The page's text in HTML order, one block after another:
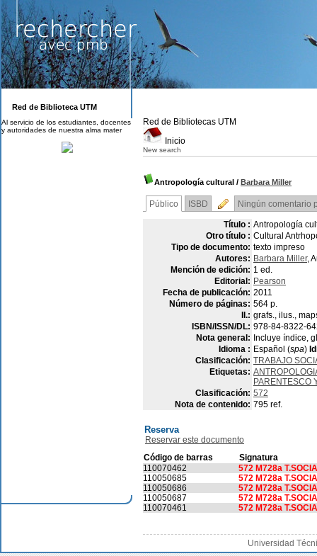
Red de Bibliotecas UTM
Inicio
New search
Antropología cultural / Barbara Miller
Público ISBD Ningún comentario
Título : Antropología
Otro título : Cultural
Tipo de documento: texto impreso
Autores: Barbara Miller,
Mención de edición: 1 ed.
Editorial: Pearson
Fecha de publicación: 2011
Número de páginas: 564 p.
Il.: grafs., ilus.,
ISBN/ISSN/DL: 978-84-8322-
Nota general: Incluye índice,
Idioma : Español (spa)
Clasificación: TRABAJO
Etiquetas:
PARENTESCO
Clasificación: 572
Nota de contenido: 795 ref.
Reserva
Reservar este documento
Código de barras
Signatura
110070462
572 M728a
110050685
572 M728a
110050686
572 M728a
110050687
572 M728a
110070461
572 M728a
Universidad
Red de Biblioteca UTM
Al servicio de los estudiantes, docentes
y autoridades de nuestra alma mater